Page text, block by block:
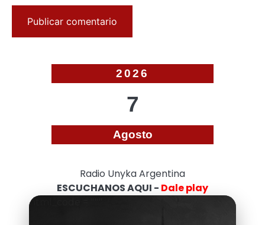
2026
7
Agosto
Radio Unyka Argentina
ESCUCHANOS AQUI - Dale play